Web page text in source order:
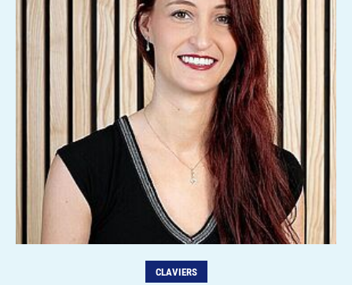
CLAVIERS